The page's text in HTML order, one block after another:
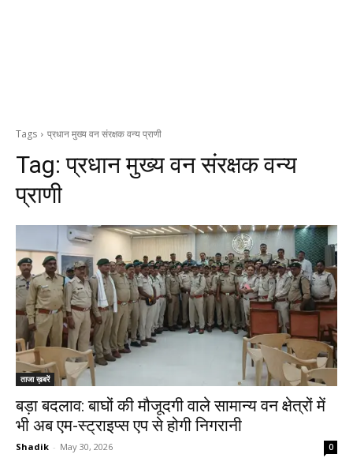
Tags प्रधान मुख्य वन संरक्षक वन्य प्राणी
Tag:प्रधान मुख्य वन संरक्षक वन्य
प्राणी
ताजा ख़बरें
बड़ा बदलाव: बाघों की मौजूदगी वाले सामान्य वन क्षेत्रों में
भी अब एम-स्ट्राइप्स एप से होगी निगरानी
Shadik - May 30, 2026 0